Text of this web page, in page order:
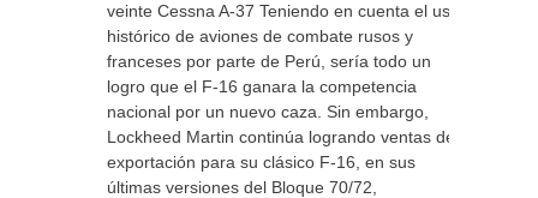
veinte Cessna A-37 Teniendo en cuenta el uso
histórico de aviones de combate rusos y
franceses por parte de Perú, sería todo un
logro que el F-16 ganara la competencia
nacional por un nuevo caza. Sin embargo,
Lockheed Martin continúa logrando ventas de
exportación para su clásico F-16, en sus
últimas versiones del Bloque 70/72,